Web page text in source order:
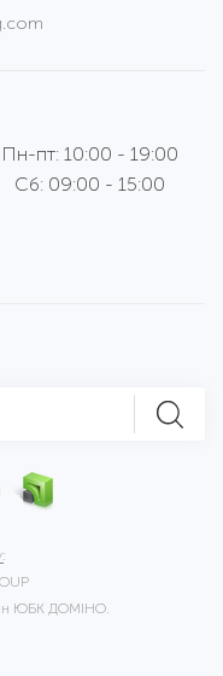
Пн-пт: 10:00 - 19:00
Сб: 09:00 - 15:00
ЮБК ДОМІНО.